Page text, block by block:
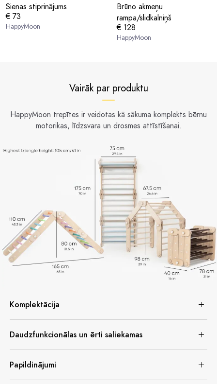
Sienas stiprinājums
€ 73
HappyMoon
Brūno akmeņu
rampa/slidkalniņš
€ 128
HappyMoon
Vairāk par produktu
HappyMoon trepītes ir veidotas kā sākuma komplekts bērnu
motorikas, līdzsvara un drosmes attīstīšanai.
Komplektācija
Daudzfunkcionālas un ērti saliekamas
Papildinājumi